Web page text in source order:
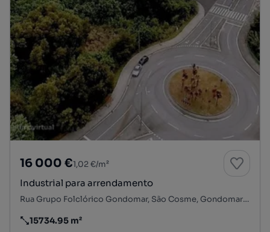
16 000 €1,02 €/m²
Industrial para arrendamento
Rua Grupo Folclórico Gondomar, São Cosme, Gondomar (São Cosme), Valbom e Jovim, Gondomar, Porto
Preço por metro quadrado
15734.95 m²